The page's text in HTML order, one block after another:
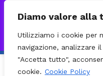
Diamo valore alla
Utilizziamo i cookie per
navigazione, analizzare
"Accetta tutto",
cookie. Cookie Policy
VISITA IL NOSTRO E-
INVIATE CON
Importanza della